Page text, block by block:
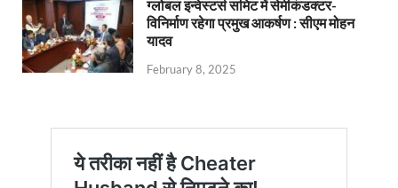
ग्लोबल इन्वेस्टर्स समिट में सेमीकंडक्टर-
विनिर्माण रहेगा प्रमुख आकर्षण : सीएम मोहन
यादव
February 8, 2025